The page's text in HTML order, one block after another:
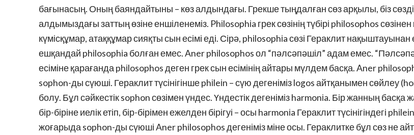
бағынасың. Оның баяндайтыны – көз алдындағы. Грекше тыңдалған сөз арқылы, біз
алдымыздағы заттың өзіне еншіленеміз. Phіlosophіa грек сөзінің түбірі phіlosophos
күмісқұмар, атаққұмар сияқты сын есімі еді. Сірә, phіlosophіa сөзі Гераклит
ешқандай phіlosophіa болған емес. Aner phіlosophos ол “пәлсәпәшіл” адам емес.
есіміне қарағанда phіlosophos деген грек сын есімінің айтары мүлдем басқа. Aner
sophon-ды сүюші. Гераклит түсінігінше phіleіn – сүю дегеніміз logos айтқанымен сөйлеу
болу. Бұл сәйкестік sophon сөзімен үндес. Үндестік дегеніміз harmonіa. Бір жанның
бір-біріне иелік етіп, бір-бірімен ежелден бірігуі – осы harmonіa Гераклит түсінігіндегі
жоғарыда sophon-ды сүюші Aner phіlosophos дегеніміз міне осы. Гераклитке бұл сөз не